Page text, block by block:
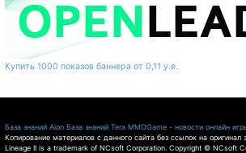
Купить 1000 показов баннера от 0,11 у.е.
База знаний Aion База знаний Tera MMOGame - новости онлайн
Копирование материалов с данного сайта без ссылок на оригинал
Lineage II is a trademark of NCsoft Corporation. Copyright © NCsoft